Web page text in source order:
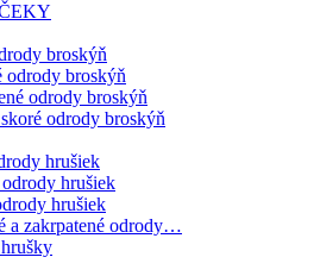
broskýň
odrody broskýň
odrody broskýň
odrody broskýň
hrušiek
odrody hrušiek
hrušiek
a zakrpatené odrody…